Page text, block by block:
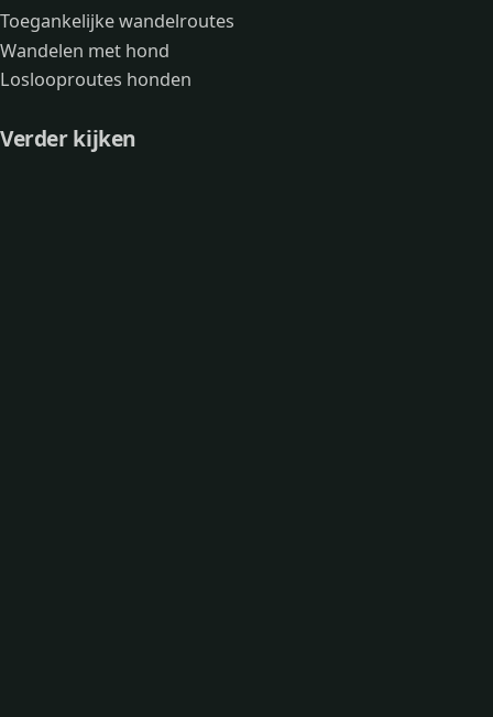
Toegankelijke wandelroutes
Wandelen met hond
Loslooproutes honden
Verder kijken